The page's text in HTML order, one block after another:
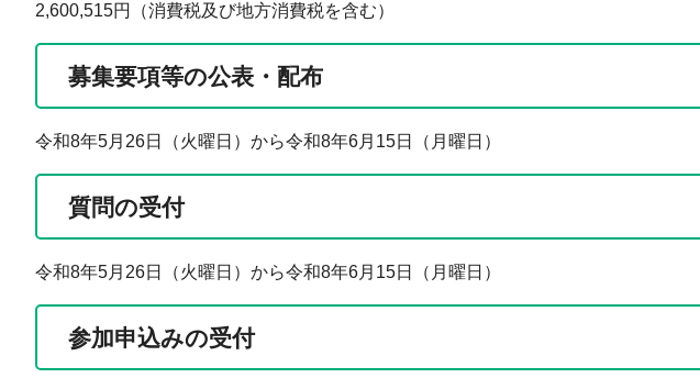
2,600,515円（消費税及び地方消費税を含む）
募集要項等の公表・配布
令和8年5月26日（火曜日）から令和8年6月15日（月曜日）
質問の受付
令和8年5月26日（火曜日）から令和8年6月15日（月曜日）
参加申込みの受付